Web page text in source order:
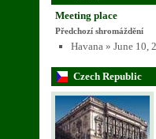
Meeting place
Předchozí shromáždění
Havana » June 10,
Czech Republic